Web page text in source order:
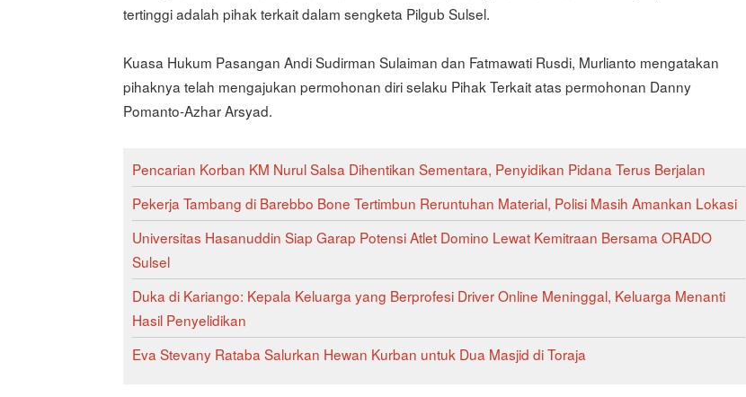
tertinggi adalah pihak terkait dalam sengketa Pilgub Sulsel.
Kuasa Hukum Pasangan Andi Sudirman Sulaiman dan Fatmawati Rusdi, Murlianto mengatakan
pihaknya telah mengajukan permohonan diri selaku Pihak Terkait atas permohonan Danny
Pomanto-Azhar Arsyad.
Pencarian Korban KM Nurul Salsa Dihentikan Sementara, Penyidikan Pidana Terus Berjalan
Pekerja Tambang di Barebbo Bone Tertimbun Reruntuhan Material, Polisi Masih Amankan Lokasi
Universitas Hasanuddin Siap Garap Potensi Atlet Domino Lewat Kemitraan Bersama ORADO
Sulsel
Duka di Kariango: Kepala Keluarga yang Berprofesi Driver Online Meninggal, Keluarga Menanti
Hasil Penyelidikan
Eva Stevany Rataba Salurkan Hewan Kurban untuk Dua Masjid di Toraja